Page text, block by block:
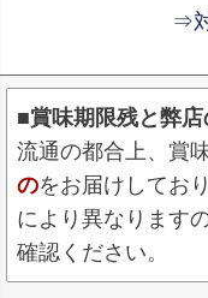
⇒
■賞味期限残と弊
流通の都合上、賞
のをお届けしてお
により異なります
確認ください。